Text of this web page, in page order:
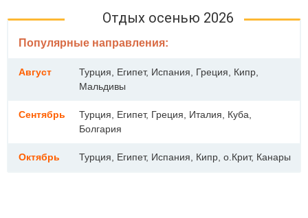
Отдых осенью 2026
Популярные направления:
Август
Турция, Египет, Испания, Греция, Кипр,
Мальдивы
Сентябрь
Турция, Египет, Греция, Италия, Куба,
Болгария
Октябрь Турция, Египет, Испания, Кипр, о.Крит, Канары